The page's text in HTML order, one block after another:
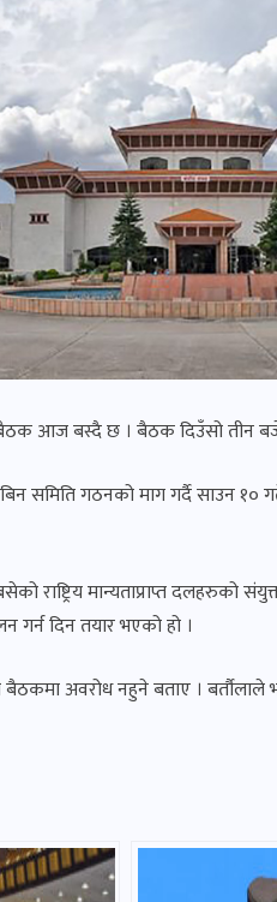
बैठक आज बस्दै छ । बैठक दिउँसो
समिति गठनको माग गर्दै
बसेको राष्ट्रिय मान्यताप्राप्त
दिन तयार भएको हो ।
अवरोध नहुने बताए ।